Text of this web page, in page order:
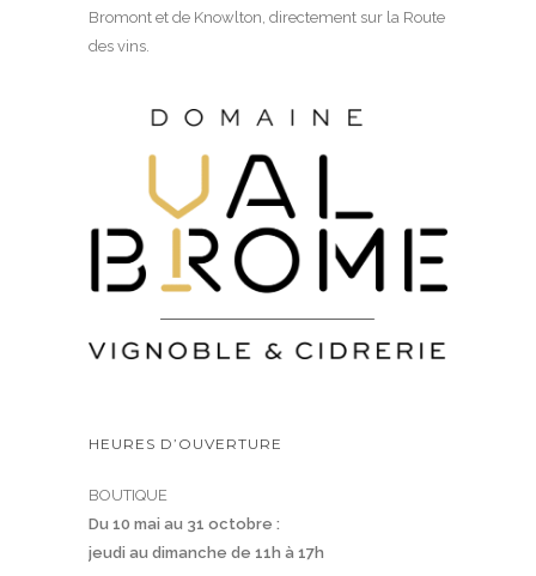
Bromont et de Knowlton, directement sur la Route
des vins.
HEURES D’OUVERTURE
BOUTIQUE
Du 10 mai au 31 octobre :
jeudi au dimanche de 11h à 17h